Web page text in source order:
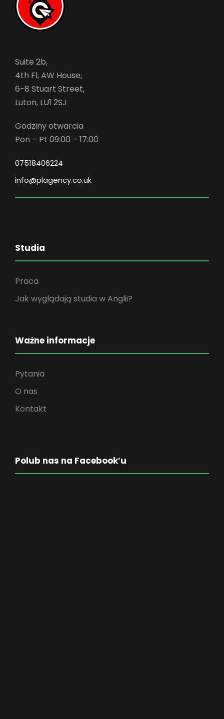
Suite 2b,
4th Fl, AW House,
6-8 Stuart Street,
Luton, LU1 2SJ
Godziny otwarcia
Pon – Pt 09:00 – 17:00
07518406224
info@plagency.co.uk
Studia
Praca
Jak wyglądają studia w Anglii?
Ważne informacje
Pytania
O nas
Kontakt
Polub nas na Facebook’u